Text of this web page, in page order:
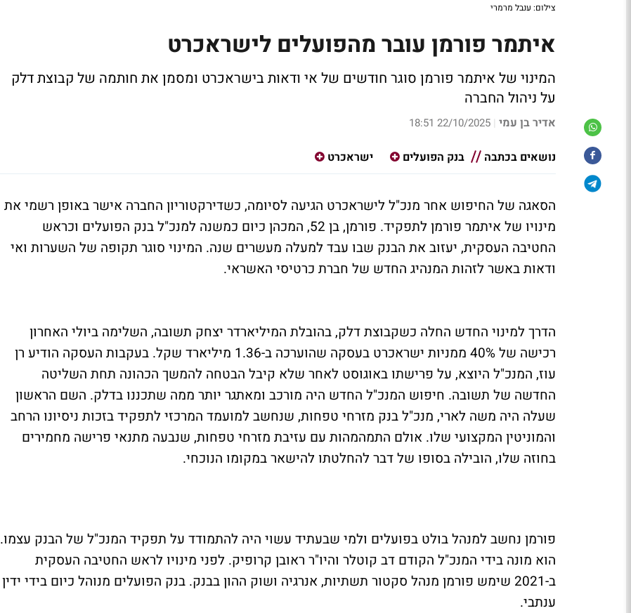
צילום: ענבל מרמרי
איתמר פורמן עובר מהפועלים לישראכרט
המינוי של איתמר פורמן סוגר חודשים של אי ודאות בישראכרט ומסמן את חותמה של קבוצת דלק
על ניהול החברה
אדיר בן עמי |
22/10/2025 18:51
נושאים בכתבה בנק הפועלים ישראכרט
הסאגה של החיפוש אחר מנכ"ל לישראכרט הגיעה לסיומה, כשדירקטוריון החברה אישר באופן רשמי את
מינויו של איתמר פורמן לתפקיד. פורמן, בן 52, המכהן כיום כמשנה למנכ"ל בנק הפועלים וכראש
החטיבה העסקית, יעזוב את הבנק שבו עבד למעלה מעשרים שנה. המינוי סוגר תקופה של השערות ואי
ודאות באשר לזהות המנהיג החדש של חברת כרטיסי האשראי.
הדרך למינוי החדש החלה כשקבוצת דלק, בהובלת המיליארדר יצחק תשובה, השלימה ביולי האחרון
רכישה של 40% ממניות ישראכרט בעסקה שהוערכה ב-1.36 מיליארד שקל. בעקבות העסקה הודיע רן
עוז, המנכ"ל היוצא, על פרישתו באוגוסט לאחר שלא קיבל הבטחה להמשך הכהונה תחת השליטה
החדשה של תשובה. חיפוש המנכ"ל החדש היה מורכב ומאתגר יותר ממה שתכננו בדלק. השם הראשון
שעלה היה משה לארי, מנכ"ל בנק מזרחי טפחות, שנחשב למועמד המרכזי לתפקיד בזכות ניסיונו הרחב
והמוניטין המקצועי שלו. אולם התמהמהות עם עזיבת מזרחי טפחות, שנבעה מתנאי פרישה מחמירים
בחוזה שלו, הובילה בסופו של דבר להחלטתו להישאר במקומו הנוכחי.
פורמן נחשב למנהל בולט בפועלים ולמי שבעתיד עשוי היה להתמודד על תפקיד המנכ"ל של הבנק עצמו.
הוא מונה בידי המנכ"ל הקודם דב קוטלר והיו"ר ראובן קרופיק. לפני מינויו לראש החטיבה העסקית
ב-2021 שימש פורמן מנהל סקטור תשתיות, אנרגיה ושוק ההון בבנק. בנק הפועלים מנוהל כיום בידי ידין
ענתבי.